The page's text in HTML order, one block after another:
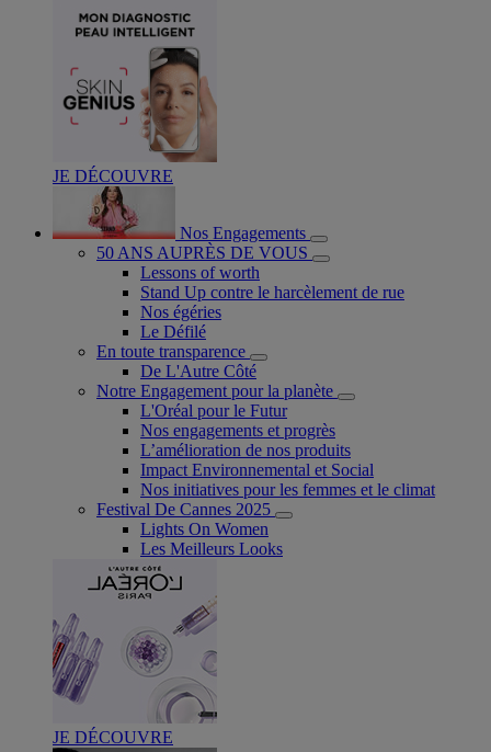
JE DÉCOUVRE
Nos Engagements
50 ANS AUPRÈS DE VOUS
Lessons of worth
Stand Up contre le harcèlement de rue
Nos égéries
Le Défilé
En toute transparence
De L'Autre Côté
Notre Engagement pour la planète
L'Oréal pour le Futur
Nos engagements et progrès
L’amélioration de nos produits
Impact Environnemental et Social
Nos initiatives pour les femmes et le climat
Festival De Cannes 2025
Lights On Women
Les Meilleurs Looks
JE DÉCOUVRE